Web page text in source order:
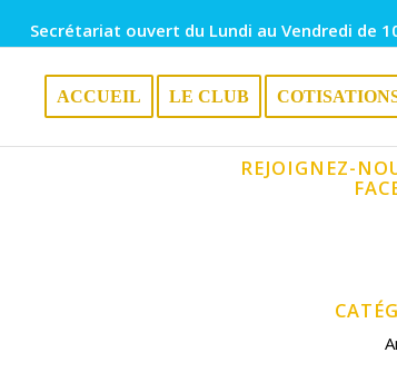
Secrétariat ouvert du Lundi au Vendredi de
ACCUEIL LE CLUB
REJOIGNEZ-